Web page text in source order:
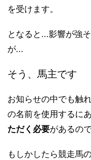
を受けます。
となると...影響が強
が...
そう、馬主です
お知らせの中でも触
の名前を使用するに
ただく必要があるの
もしかしたら競走馬